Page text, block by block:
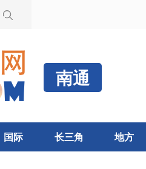
南通
国际 长三角 地方